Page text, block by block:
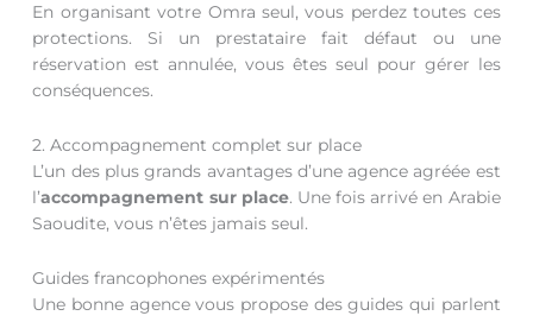
En organisant votre Omra seul, vous perdez toutes ces
protections. Si un prestataire fait défaut ou une
réservation est annulée, vous êtes seul pour gérer les
conséquences.
2. Accompagnement complet sur place
L’un des plus grands avantages d’une agence agréée est
l’accompagnement sur place. Une fois arrivé en Arabie
Saoudite, vous n’êtes jamais seul.
Guides francophones expérimentés
Une bonne agence vous propose des guides qui parlent